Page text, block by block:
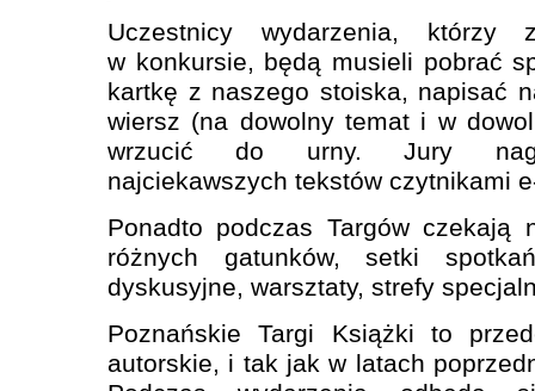
Uczestnicy wydarzenia, którzy
w konkursie, będą musieli pobrać
kartkę z naszego stoiska, napisać
wiersz (na dowolny temat i w
wrzucić do urny. Jury
najciekawszych tekstów czytnikami
Ponadto podczas Targów czekają
różnych gatunków, setki
dyskusyjne, warsztaty, strefy
Poznańskie Targi Książki to
autorskie, i tak jak w latach